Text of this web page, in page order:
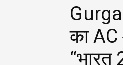
का
“भारत